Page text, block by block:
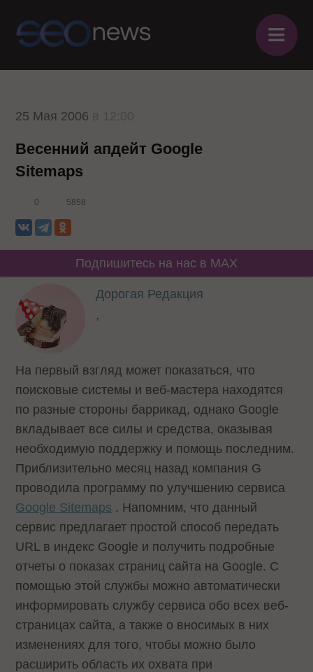
≡
25 Мая 2006
Весенний апдейт Google
Sitemaps
0 5858
Подпишитесь на нас в MAX
Дорогая Редакция
,
На первый взгляд может показаться, что
поисковые системы и веб-мастера находятся
по разные стороны баррикад, однако Google
вкладывает все силы и средства, оказывая
необходимую поддержку и помощь последним.
Приблизительно месяц назад компания G
проводила программу по улучшению сервиса
Google Sitemaps . Напомним, что данный
сервис предлагает простой способ передать
URL в индекс Google и получить подробные
отчеты о показах страниц сайта на Google. С
помощью этой службы можно автоматически
информировать службу сервиса обо всех веб-
страницах сайта, а также о вносимых в них
изменениях для того, чтобы можно было
расширить область их охвата при